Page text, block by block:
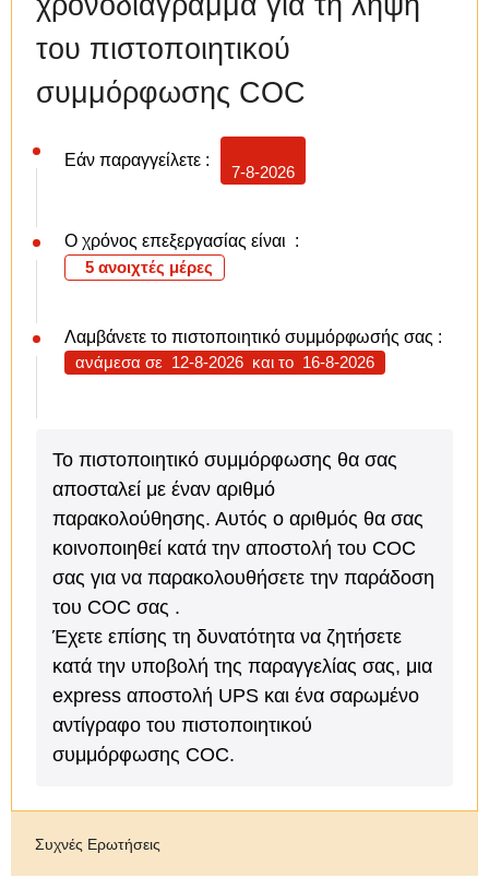
του πιστοποιητικού
συμμόρφωσης COC
Εάν παραγγείλετε :
7-8-2026
Ο χρόνος επεξεργασίας είναι :
5 ανοιχτές μέρες
Λαμβάνετε το πιστοποιητικό συμμόρφωσής σας :
ανάμεσα σε 12-8-2026και το 16-8-2026
Το πιστοποιητικό συμμόρφωσης θα σας
αποσταλεί με έναν αριθμό
παρακολούθησης. Αυτός ο αριθμός θα σας
κοινοποιηθεί κατά την αποστολή του COC
σας για να παρακολουθήσετε την παράδοση
του COC σας .
Έχετε επίσης τη δυνατότητα να ζητήσετε
κατά την υποβολή της παραγγελίας σας, μια
express αποστολή UPS και ένα σαρωμένο
αντίγραφο του πιστοποιητικού
συμμόρφωσης COC.
Συχνές Ερωτήσεις